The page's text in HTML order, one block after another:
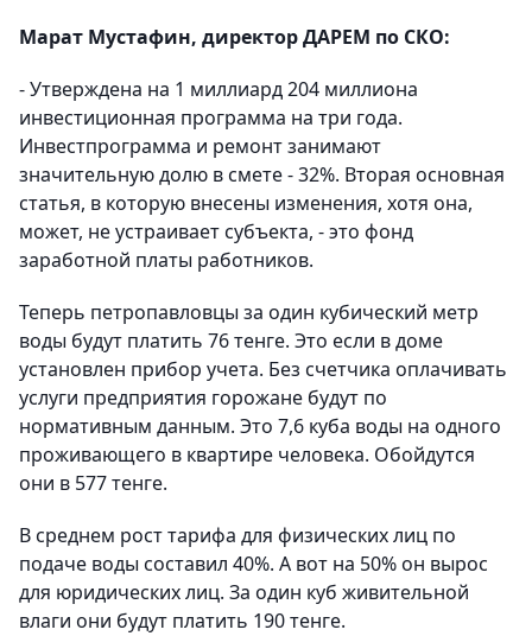
Марат Мустафин, директор ДАРЕМ по СКО:
- Утверждена на 1 миллиард 204 миллиона
инвестиционная программа на три года.
Инвестпрограмма и ремонт занимают
значительную долю в смете - 32%. Вторая основная
статья, в которую внесены изменения, хотя она,
может, не устраивает субъекта, - это фонд
заработной платы работников.
Теперь петропавловцы за один кубический метр
воды будут платить 76 тенге. Это если в доме
установлен прибор учета. Без счетчика оплачивать
услуги предприятия горожане будут по
нормативным данным. Это 7,6 куба воды на одного
проживающего в квартире человека. Обойдутся
они в 577 тенге.
В среднем рост тарифа для физических лиц по
подаче воды составил 40%. А вот на 50% он вырос
для юридических лиц. За один куб живительной
влаги они будут платить 190 тенге.